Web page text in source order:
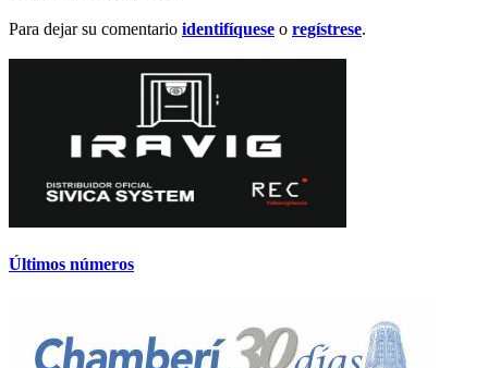
Para dejar su comentario identifíquese o regístrese.
Últimos números